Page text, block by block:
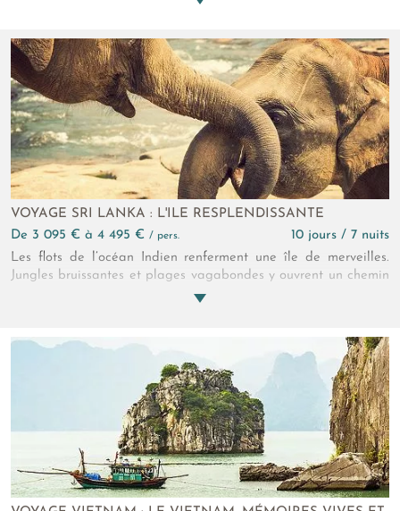
VOYAGE SRI LANKA : L'ILE RESPLENDISSANTE
de 3 095 € à 4 495 € / pers.
10 jours / 7 nuits
Les flots de l’océan Indien renferment une île de merveilles.
Jungles bruissantes et plages vagabondes y ouvrent un chemin
pour un break nature privilégié en couple. Face au Rocher du
temps.